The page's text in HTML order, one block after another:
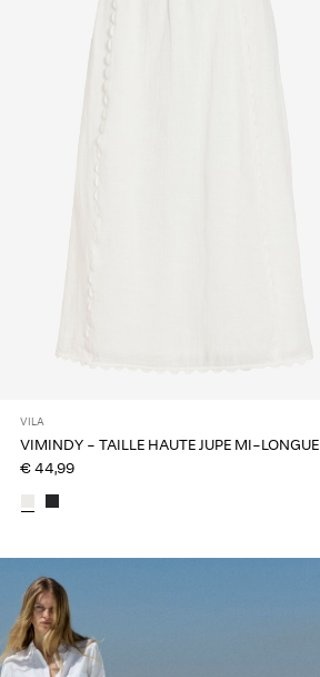
VILA
VIMINDY - TAILLE HAUTE JUPE MI-LONGUE
€ 44,99